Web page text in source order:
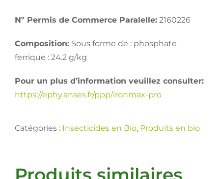
Nº Permis de Commerce Paralelle: 2160226
Composition: Sous forme de : phosphate
ferrique : 24.2 g/kg
Pour un plus d’information veuillez consulter:
https://ephy.anses.fr/ppp/ironmax-pro
Catégories : Insecticides en Bio, Produits en bio